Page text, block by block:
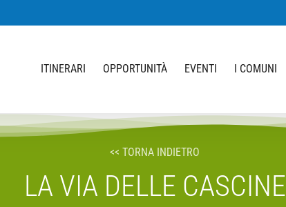
ITINERARI OPPORTUNITÀ EVENTI I COMUNI
<< TORNA INDIETRO
LA VIA DELLE CASCINE